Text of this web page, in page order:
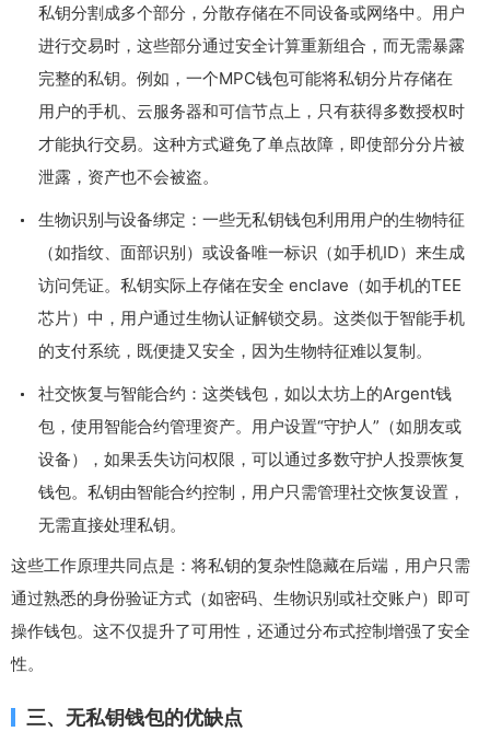
私钥分割成多个部分，分散存储在不同设备或网络中。用户
进行交易时，这些部分通过安全计算重新组合，而无需暴露
完整的私钥。例如，一个MPC钱包可能将私钥分片存储在
用户的手机、云服务器和可信节点上，只有获得多数授权时
才能执行交易。这种方式避免了单点故障，即使部分分片被
泄露，资产也不会被盗。
生物识别与设备绑定：一些无私钥钱包利用用户的生物特征
（如指纹、面部识别）或设备唯一标识（如手机ID）来生成
访问凭证。私钥实际上存储在安全 enclave（如手机的TEE
芯片）中，用户通过生物认证解锁交易。这类似于智能手机
的支付系统，既便捷又安全，因为生物特征难以复制。
社交恢复与智能合约：这类钱包，如以太坊上的Argent钱
包，使用智能合约管理资产。用户设置“守护人”（如朋友或
设备），如果丢失访问权限，可以通过多数守护人投票恢复
钱包。私钥由智能合约控制，用户只需管理社交恢复设置，
无需直接处理私钥。
这些工作原理共同点是：将私钥的复杂性隐藏在后端，用户只需
通过熟悉的身份验证方式（如密码、生物识别或社交账户）即可
操作钱包。这不仅提升了可用性，还通过分布式控制增强了安全
性。
三、无私钥钱包的优缺点